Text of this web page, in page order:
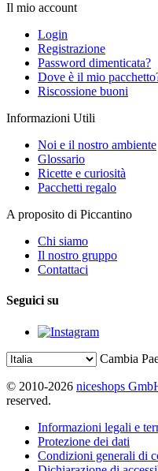
Il mio account
Login
Registrazione
Password dimenticata?
Dove è il mio
Riscossione buoni
Informazioni Utili
Noi e il nostro ambiente
Glossario
Ricette e curiosità
Pacchetti regalo
A proposito di Piccantino
Chi siamo
Il nostro gruppo
Contattaci
Seguici su
Cambia
© 2010-2026 niceshops
reserved.
Informazioni legali e
Protezione dei dati
Condizioni generali di